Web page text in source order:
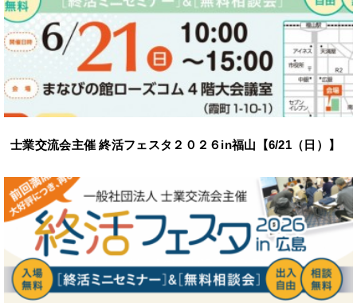
士業交流会主催 終活フェスタ２０２６in福山【6/21（日）】